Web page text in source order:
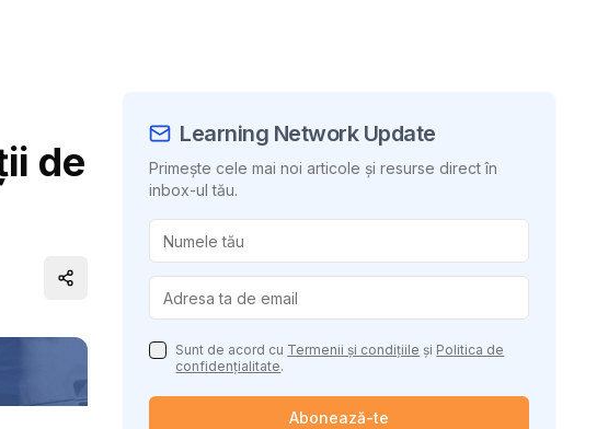
de
Distribuie conținutul
Learning Network Update
Primește cele mai noi articole și resurse direct în
inbox-ul tău.
Sunt de acord cu Termenii și condițiile și Politica de
confidențialitate.
Abonează-te